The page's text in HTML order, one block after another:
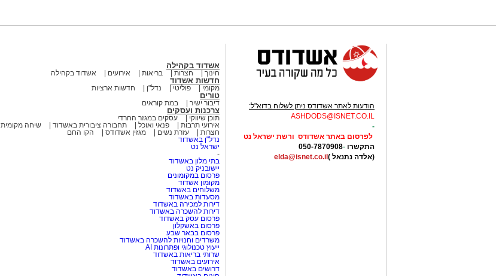
הודעות לאתר אשדודס ניתן לשלוח בדוא"ל:
ASHDODS@ISNET.CO.IL
-
לפרסום באתר אשדודס ורשת ישראל נט
התקשרו -
050-7870908
(אלדה נתנאל )elda@isnet.co.il
אשדוד בקהילה
חינוך חצרות בריאות אירועים אשדוד בקהילה
חדשות אשדוד
מקומי פוליטי נדל"ן חדשות ארציות
טורים
דיבור ישיר במת קוראים
צרכנות ועסקים
תוכן שיווקי
עסקים במגזר החרדי
אירועי תרבות
פנאי ואוכל תחבורה ציבורית באשדוד
שיחה מקומית
חצרות
עזרת נשים מגזין אשדודס
הקו החם
נדל"ן באשדוד
ישראל נט
-
בתי מלון באשדוד
יישובניק נט
פרסום במקומונים
מקומון אשדוד
משלוחים באשדוד
מסעדות באשדוד
דירות למכירה באשדוד
דירות להשכרה באשדוד
פרסום עסק באשדוד
פרסום באשקלון
פרסום בבאר שבע
משרדים וחנויות להשכרה באשדוד
ייעוץ טכנולוגי ופתרונות AI
שרותי בריאות באשדוד
אירועים באשדוד
דרושים באשדוד